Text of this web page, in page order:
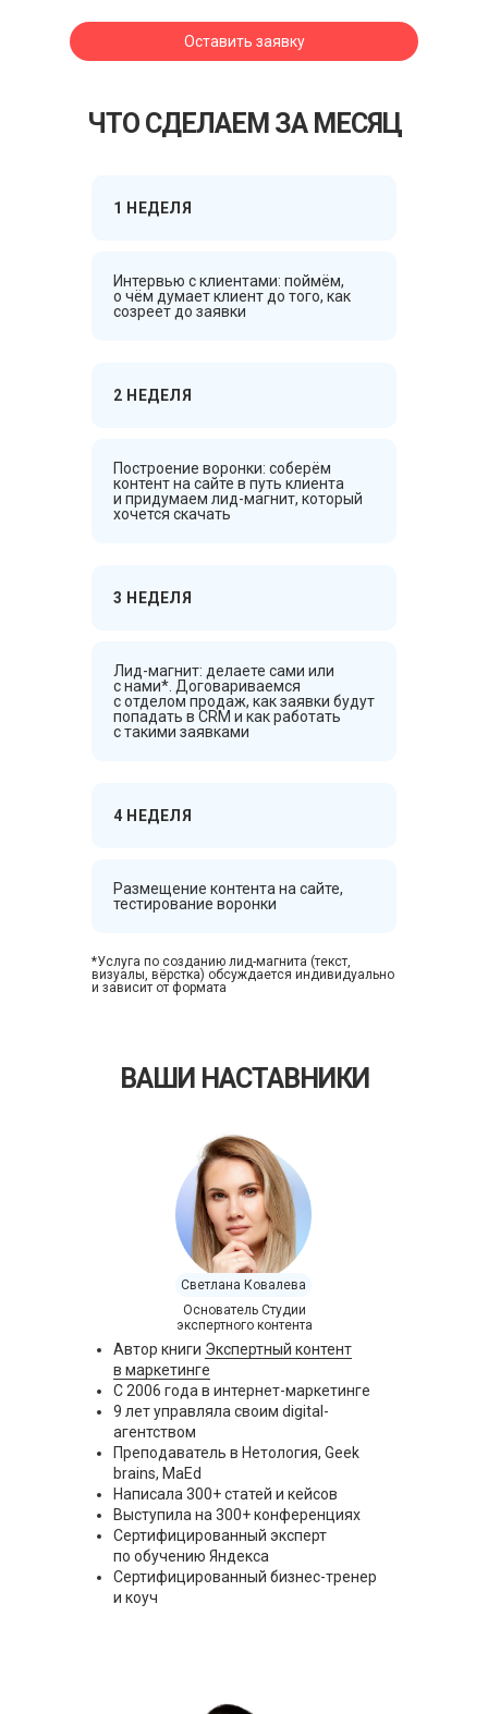
Оставить заявку
ЧТО СДЕЛАЕМ ЗА МЕСЯЦ
1 НЕДЕЛЯ
Интервью с клиентами: поймём,
о чём думает клиент до того, как
созреет до заявки
2 НЕДЕЛЯ
Построение воронки: соберём
контент на сайте в путь клиента
и придумаем лид-магнит, который
хочется скачать
3 НЕДЕЛЯ
Лид-магнит: делаете сами или
с нами*. Договариваемся
с отделом продаж, как заявки будут
попадать в CRM и как работать
с такими заявками
*Услуга по созданию лид-магнита (текст,
визуалы, вёрстка) обсуждается индивидуально
и зависит от формата
4 НЕДЕЛЯ
Размещение контента на сайте,
тестирование воронки
ВАШИ НАСТАВНИКИ
Основатель Студии
экспертного контента
Светлана Ковалева
Автор книги Экспертный контент
в маркетинге
С 2006 года в интернет-маркетинге
9 лет управляла своим digital-
агентством
Преподаватель в Нетология, Geek
brains, MaEd
Написала 300+ статей и кейсов
Выступила на 300+ конференциях
Сертифицированный эксперт
по обучению Яндекса
Сертифицированный бизнес-тренер
и коуч